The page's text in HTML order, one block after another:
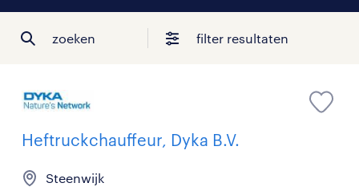
zoeken filter resultaten
Heftruckchauffeur, Dyka B.V.
Steenwijk